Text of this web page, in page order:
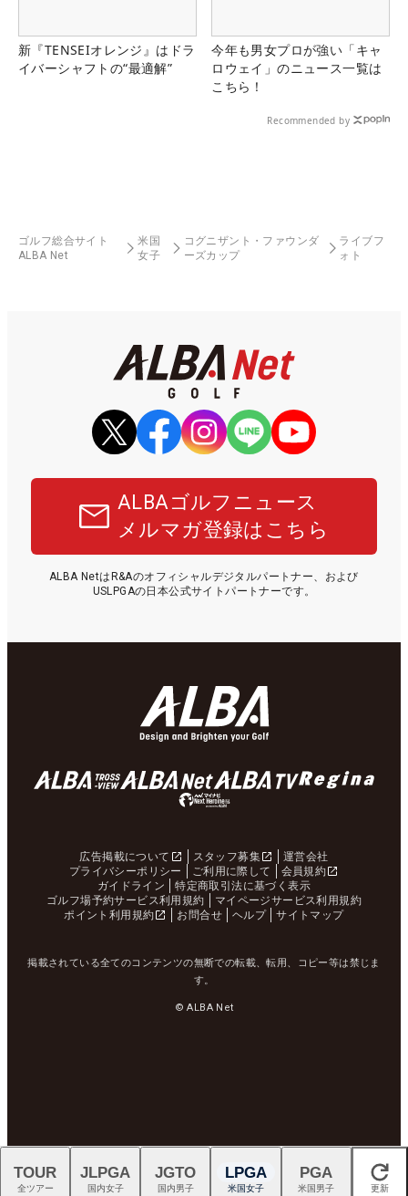
新『TENSEIオレンジ』はドラ
イバーシャフトの“最適解”
今年も男女プロが強い「キャ
ロウェイ」のニュース一覧は
こちら！
Recommended by
ゴルフ総合サイト
ALBA Net
米国
女子
コグニザント・ファウンダ
ーズカップ
ライブフ
ォト
ALBAゴルフニュース
メルマガ登録はこちら
ALBA NetはR&Aのオフィシャルデジタルパートナー、および
USLPGAの日本公式サイトパートナーです。
広告掲載について スタッフ募集
運営会社
プライバシーポリシー
ご利用に際して
会員規約
ガイドライン
特定商取引法に基づく表示
ゴルフ場予約サービス利用規約
マイページサービス利用規約
ポイント利用規約
お問合せ ヘルプ サイトマップ
掲載されている全てのコンテンツの無断での転載、転用、コピー等は禁じま
す。
© ALBA Net
閉じる
TOUR
全ツアー
JLPGA
国内女子
JGTO
国内男子
LPGA
米国女子
PGA
米国男子 更新